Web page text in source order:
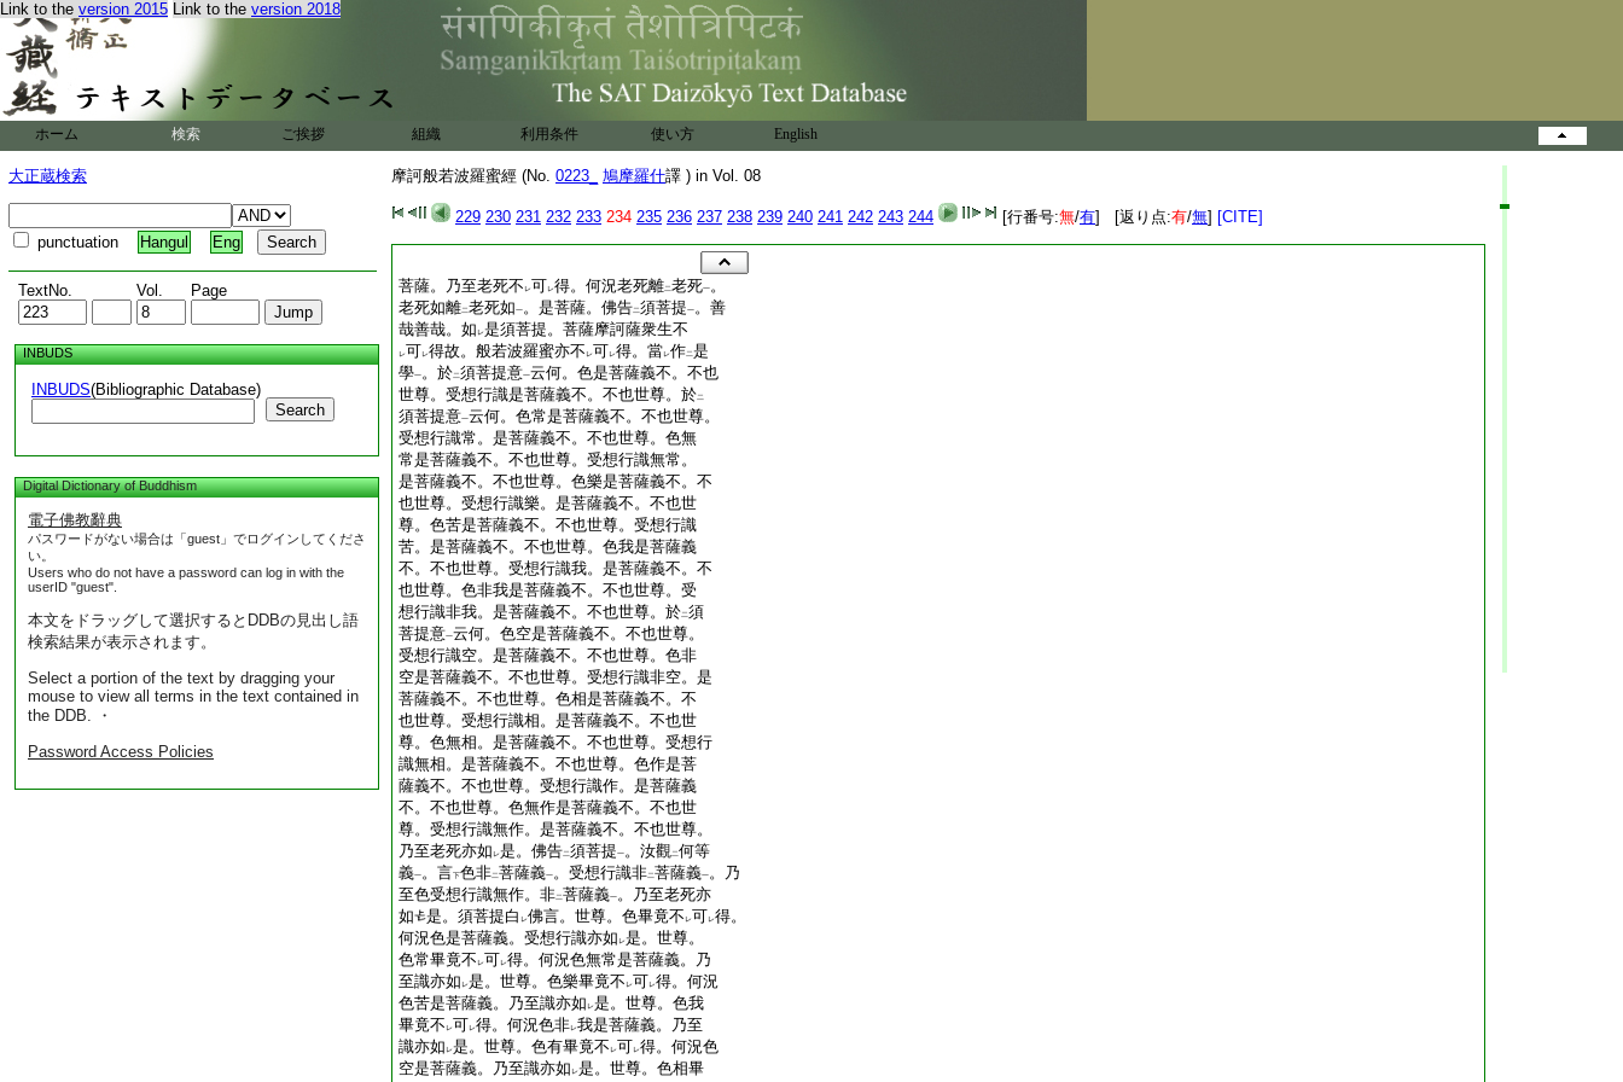
Link to the version 2015 Link to the version 2018
ホーム 検索 ご挨拶 組織 利用条件 使い方 English
大正蔵検索
punctuation Hangul Eng
TextNo. Vol. Page
INBUDS
INBUDS(Bibliographic Database)
Search
Digital Dictionary of Buddhism
電子佛教辭典
パスワードがない場合は「guest」でログインしてくださ
い。
Users who do not have a password can log in with the
userID "guest".
本文をドラッグして選択するとDDBの見出し語
検索結果が表示されます。
Select a portion of the text by dragging your
mouse to view all terms in the text contained in
the DDB. ・
Password Access Policies
摩訶般若波羅蜜經 (No. 0223_ 鳩摩羅什譯 ) in Vol. 08
229 230 231 232 233 234 235 236 237 238 239 240 241 242 243 244 [行番号:無/有] [返り点:有/無] [CITE]
菩薩。乃至老死不 レ可レ得。何況老死離二老死一。
老死如離二老死如一。是菩薩。佛告二須菩提一。善
哉善哉。如 レ是須菩提。菩薩摩訶薩衆生不
レ可レ得故。般若波羅蜜亦不 レ可レ得。當レ作二是
學一。於二須菩提意一云何。色是菩薩義不。不也
世尊。受想行識是菩薩義不。不也世尊。於二
須菩提意一云何。色常是菩薩義不。不也世尊。
受想行識常。是菩薩義不。不也世尊。色無
常是菩薩義不。不也世尊。受想行識無常。
是菩薩義不。不也世尊。色樂是菩薩義不。不
也世尊。受想行識樂。是菩薩義不。不也世
尊。色苦是菩薩義不。不也世尊。受想行識
苦。是菩薩義不。不也世尊。色我是菩薩義
不。不也世尊。受想行識我。是菩薩義不。不
也世尊。色非我是菩薩義不。不也世尊。受
想行識非我。是菩薩義不。不也世尊。於二須
菩提意一云何。色空是菩薩義不。不也世尊。
受想行識空。是菩薩義不。不也世尊。色非
空是菩薩義不。不也世尊。受想行識非空。是
菩薩義不。不也世尊。色相是菩薩義不。不
也世尊。受想行識相。是菩薩義不。不也世
尊。色無相。是菩薩義不。不也世尊。受想行
識無相。是菩薩義不。不也世尊。色作是菩
薩義不。不也世尊。受想行識作。是菩薩義
不。不也世尊。色無作是菩薩義不。不也世
尊。受想行識無作。是菩薩義不。不也世尊。
乃至老死亦如 レ是。佛告二須菩提一。汝觀二何等
義一。言下色非二菩薩義一。受想行識非二菩薩義一。乃
至色受想行識無作。非二菩薩義一。乃至老死亦
如
是。須菩提白 レ佛言。世尊。色畢竟不 レ可レ得。
何況色是菩薩義。受想行識亦如 レ是。世尊。
色常畢竟不 レ可レ得。何況色無常是菩薩義。乃
至識亦如 レ是。世尊。色樂畢竟不 レ可レ得。何況
色苦是菩薩義。乃至識亦如 レ是。世尊。色我
畢竟不 レ可レ得。何況色非レ我是菩薩義。乃至
識亦如 レ是。世尊。色有畢竟不 レ可レ得。何況色
空是菩薩義。乃至識亦如 レ是。世尊。色相畢